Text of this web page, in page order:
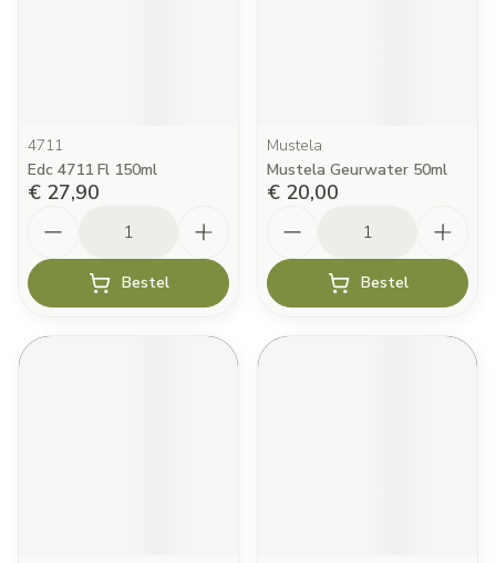
4711
Edc 4711 Fl 150ml
€ 27,90
Bestel
Mustela
Mustela Geurwater 50ml
€ 20,00
Bestel